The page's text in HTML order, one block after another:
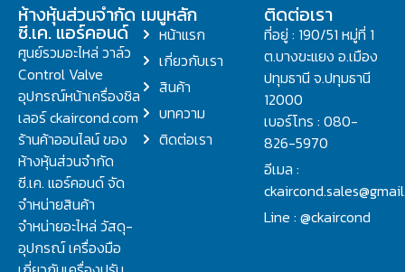
ห้างหุ้นส่วนจำกัด
ซี.เค. แอร์คอนด์
ศูนย์รวมอะไหล่ วาล์ว
Control Valve
อุปกรณ์หน้าเครื่องชิล
เลอร์ ckaircond.com
ร้านค้าออนไลน์ ของ
ห้างหุ้นส่วนจำกัด
ซี.เค. แอร์คอนด์ จัด
จำหน่ายสินค้า
จำหน่ายอะไหล่ วัสดุ-
อุปกรณ์ เครื่องมือ
เมนูหลัก
หน้าแรก
เกี่ยวกับเรา
สินค้า
บทความ
ติดต่อเรา
ติดต่อเรา
ที่อยู่ : 190/51 หมู่ที่ 1
ต.บางขะแยง อ.เมือง
ปทุมธานี จ.ปทุมธานี
12000
เบอร์โทร : 080-
826-5970
อีเมล :
Line : @ckaircond